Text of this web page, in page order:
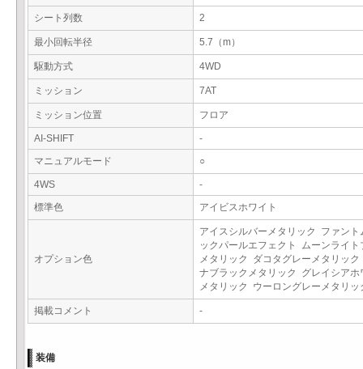
シート列数 2
最小回転半径 5.7（m）
駆動方式 4WD
ミッション 7AT
ミッション位置 フロア
AI-SHIFT
-
マニュアルモード
○
4WS
-
標準色
アイビスホワイト
オプション色
アイスシルバーメタリック ファント
ックパールエフェクト ムーンライト
メタリック ダコタグレーメタリッ
ナブラックメタリック グレイシアホ
メタリック ウーロングレーメタリ
掲載コメント -
装備